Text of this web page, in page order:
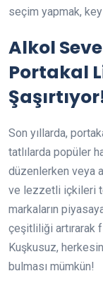
seçim yapmak,
Alkol
Portakal
Son yıllarda,
tatlılarda popüler
düzenlerken veya
ve lezzetli içkileri
markaların
çeşitliliği artırarak
Kuşkusuz,
bulması mümkün!